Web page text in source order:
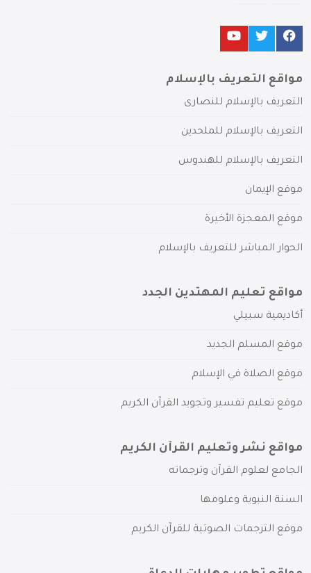
مواقع التعريف بالإسلام
التعريف بالإسلام للنصارى
التعريف بالإسلام للملحدين
التعريف بالإسلام للهندوس
موقع الإيمان
موقع المعجزة الأخيرة
الحوار المباشر للتعريف بالإسلام
مواقع تعليم المهتدين الجدد
أكاديمية سبيلي
موقع المسلم الجديد
موقع الصلاة في الإسلام
موقع تعليم تفسير وتجويد القرآن الكريم
مواقع نشر وتعليم القرآن الكريم
الجامع لعلوم القرآن وترجماته
السنة النبوية وعلومها
موقع الترجمات الصوتية للقرآن الكريم